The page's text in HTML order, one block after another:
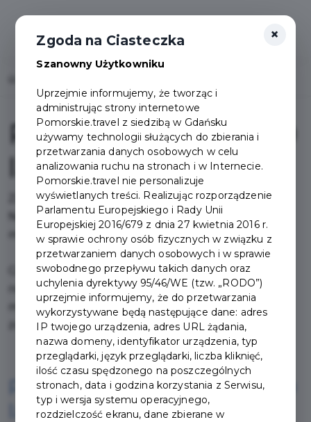
Pakiet Gdynia na 100
lat
Zaczęło się od morza.
Najpierw powstał port, potem miasto z morza i
marzeń.
Gdynia świętuje swoje 100-lecie: symbol
nowoczesności, otwartości i odwagi. To idealny
moment, by zobaczyć jej turystyczną stronę —
zwiedzać więcej i płacić mniej.
Poznaj Pakiet Gdynia na 100
×
Zgoda na Ciasteczka
Szanowny Użytkowniku
Uprzejmie informujemy, że tworząc i
administrując strony internetowe
Pomorskie.travel z siedzibą w Gdańsku
używamy technologii służących do zbierania i
przetwarzania danych osobowych w celu
analizowania ruchu na stronach i w Internecie.
Pomorskie.travel nie personalizuje
wyświetlanych treści. Realizując rozporządzenie
Parlamentu Europejskiego i Rady Unii
Europejskiej 2016/679 z dnia 27 kwietnia 2016 r.
w sprawie ochrony osób fizycznych w związku z
przetwarzaniem danych osobowych i w sprawie
swobodnego przepływu takich danych oraz
uchylenia dyrektywy 95/46/WE (tzw. „RODO”)
uprzejmie informujemy, że do przetwarzania
wykorzystywane będą następujące dane: adres
IP twojego urządzenia, adres URL żądania,
nazwa domeny, identyfikator urządzenia, typ
przeglądarki, język przeglądarki, liczba kliknięć,
ilość czasu spędzonego na poszczególnych
stronach, data i godzina korzystania z Serwisu,
typ i wersja systemu operacyjnego,
rozdzielczość ekranu, dane zbierane w